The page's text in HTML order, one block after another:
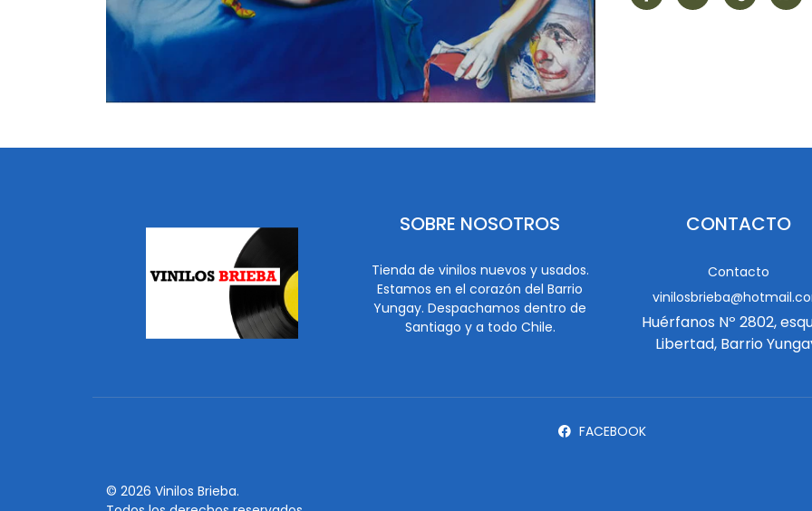
SOBRE NOSOTROS
Tienda de vinilos nuevos y usados.
Estamos en el corazón del Barrio
Yungay. Despachamos dentro de
Santiago y a todo Chile.
CONTACTO
Contacto
Huérfanos Nº 2802,
Libertad, Barrio
FACEBOOK
© 2026 Vinilos Brieba.